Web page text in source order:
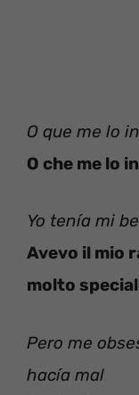
O que me lo
O che me lo
Yo tenía mi
Avevo il mio
molto
Pero me
hacía mal